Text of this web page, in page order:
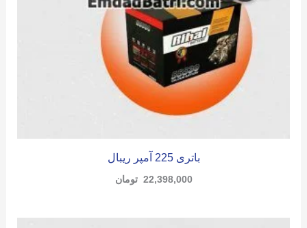
باتری 225 آمپر ریبال
22,398,000 تومان